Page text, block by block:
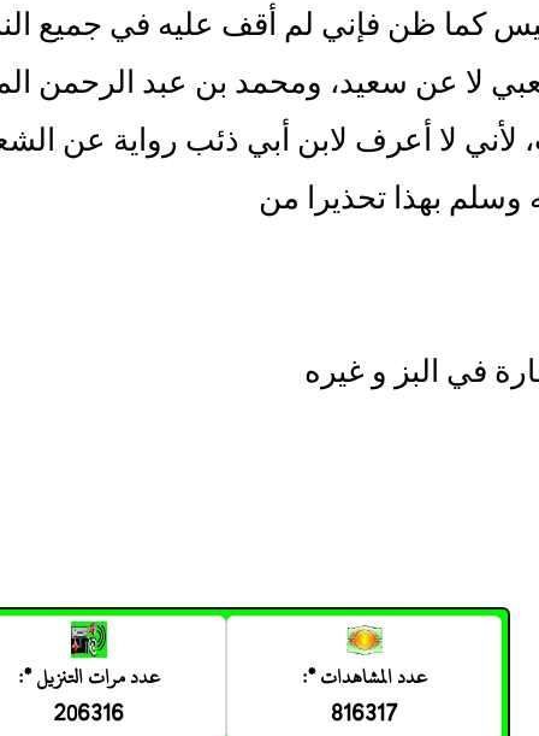
كما ظن فإني لم أقف عليه في جميع
لا عن سعيد، ومحمد بن عبد الرحمن
لأني لا أعرف لابن أبي ذئب رواية عن
وسلم بهذا تحذيرا من
في البز و غيره
عدد المشاهدات *:
816317
عدد مرات التنزيل *:
206316